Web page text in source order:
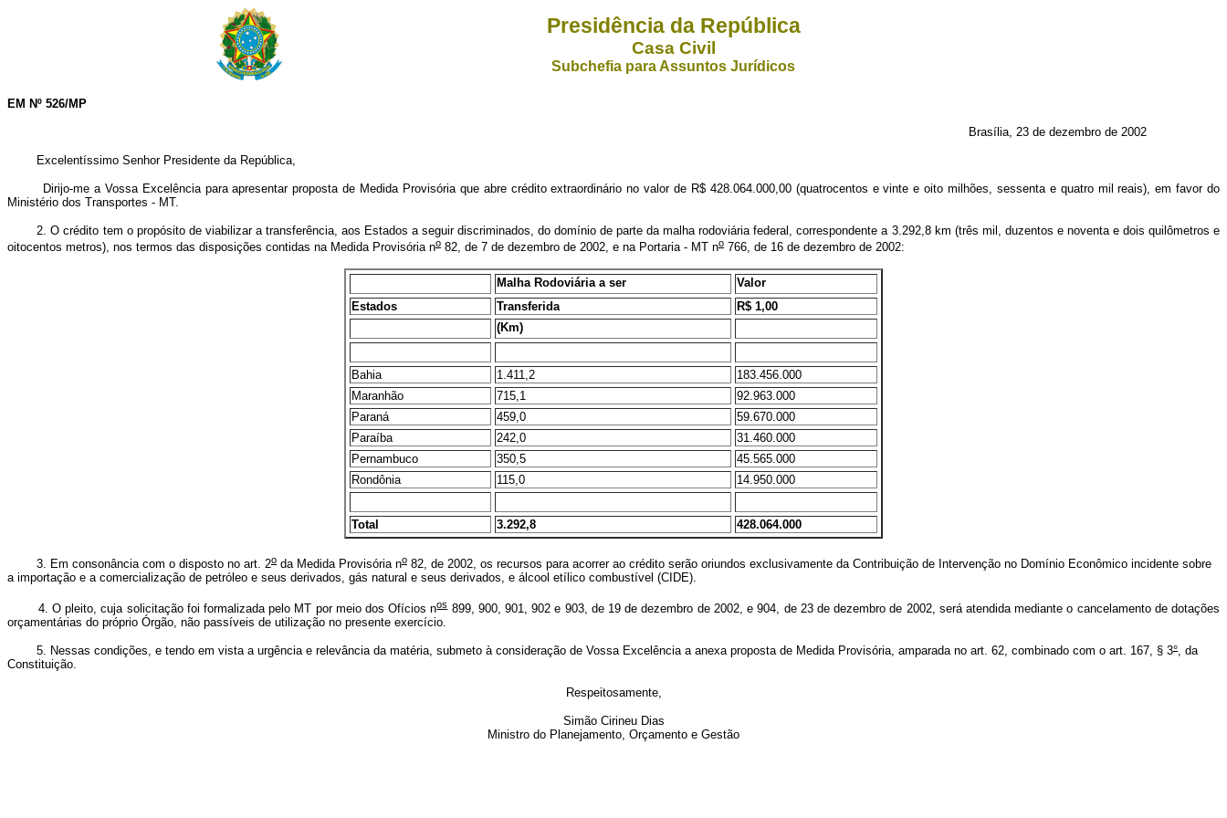
Presidência da República
Casa Civil
Subchefia para Assuntos Jurídicos
EM Nº 526/MP
Brasília, 23 de dezembro de 2002
Excelentíssimo Senhor Presidente da República,
Dirijo-me a Vossa Excelência para apresentar proposta de Medida Provisória que abre crédito extraordinário no valor de R$ 428.064.000,00 (quatrocentos e vinte e oito milhões, sessenta e quatro mil reais), em favor do
Ministério dos Transportes - MT.
2. O crédito tem o propósito de viabilizar a transferência, aos Estados a seguir discriminados, do domínio de parte da malha rodoviária federal, correspondente a 3.292,8 km (três mil, duzentos e noventa e dois quilômetros e
oitocentos metros), nos termos das disposições contidas na Medida Provisória no 82, de 7 de dezembro de 2002, e na Portaria - MT no 766, de 16 de dezembro de 2002:
Malha Rodoviária a ser
Valor
Estados
Transferida
R$ 1,00
(Km)
Bahia 1.411,2
183.456.000
Maranhão
715,1
92.963.000
Paraná
459,0
59.670.000
Paraíba
242,0
31.460.000
Pernambuco
350,5
45.565.000
Rondônia
115,0 14.950.000
Total 3.292,8 428.064.000
3. Em consonância com o disposto no art. 2o da Medida Provisória no 82, de 2002, os recursos para acorrer ao crédito serão oriundos exclusivamente da Contribuição de Intervenção no Domínio Econômico incidente sobre
a importação e a comercialização de petróleo e seus derivados, gás natural e seus derivados, e álcool etílico combustível (CIDE).
4. O pleito, cuja solicitação foi formalizada pelo MT por meio dos Ofícios nos899, 900, 901, 902 e 903, de 19 de dezembro de 2002, e 904, de 23 de dezembro de 2002, será atendida mediante o cancelamento de dotações
orçamentárias do próprio Órgão, não passíveis de utilização no presente exercício.
5. Nessas condições, e tendo em vista a urgência e relevância da matéria, submeto à consideração de Vossa Excelência a anexa proposta de Medida Provisória, amparada no art. 62, combinado com o art. 167, § 3° , da
Constituição.
Respeitosamente,
Simão Cirineu Dias
Ministro do Planejamento, Orçamento e Gestão